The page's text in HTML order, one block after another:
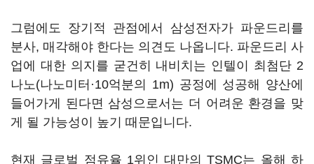
그럼에도 장기적 관점에서 삼성전자가 파운드리를
분사, 매각해야 한다는 의견도 나옵니다. 파운드리 사
업에 대한 의지를 굳건히 내비치는 인텔이 최첨단 2
나노(나노미터·10억분의 1m) 공정에 성공해 양산에
들어가게 된다면 삼성으로서는 더 어려운 환경을 맞
게 될 가능성이 높기 때문입니다.
현재 글로벌 점유율 1위인 대만의TSMC는 올해 하